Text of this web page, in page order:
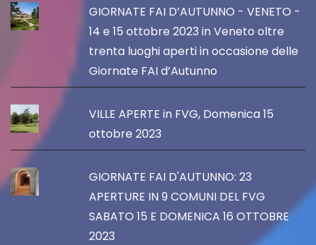
GIORNATE FAI D’AUTUNNO - VENETO -
14 e 15 ottobre 2023 in Veneto oltre
trenta luoghi aperti in occasione delle
Giornate FAI d’Autunno
VILLE APERTE in FVG, Domenica 15
ottobre 2023
GIORNATE FAI D'AUTUNNO: 23
APERTURE IN 9 COMUNI DEL FVG
SABATO 15 E DOMENICA 16 OTTOBRE
2023